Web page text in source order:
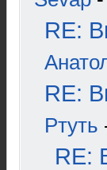
RE:
RE:
Ртуть
RE: